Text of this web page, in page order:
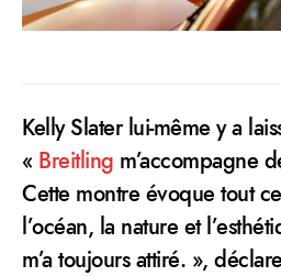
Kelly Slater lui-même y a
« Breitling m’accompagne
Cette montre évoque tout
l’océan, la nature et
m’a toujours attiré. »,